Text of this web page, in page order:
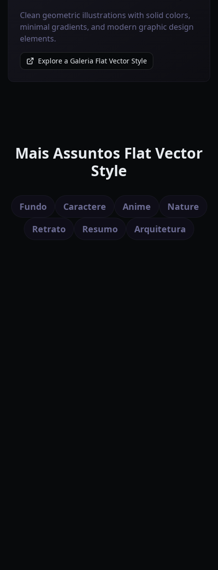
Clean geometric illustrations with solid colors,
minimal gradients, and modern graphic design
elements.
Explore a Galeria Flat Vector Style
Mais Assuntos Flat Vector
Style
Fundo Caractere Anime
Nature
Retrato
Resumo Arquitetura